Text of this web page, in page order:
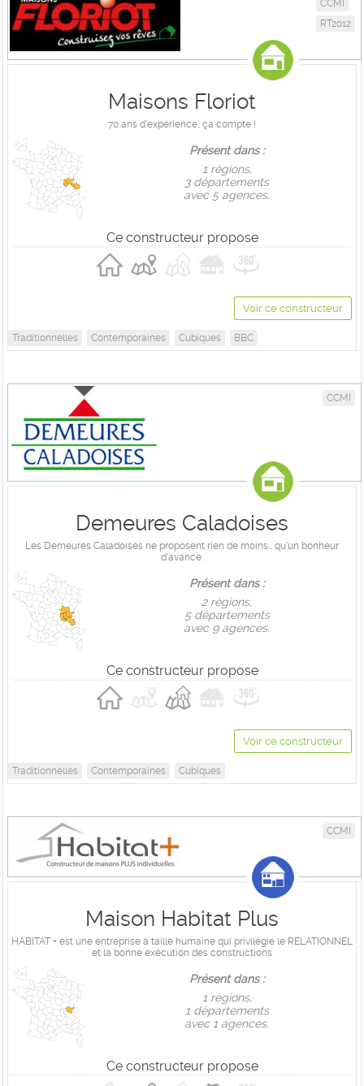
CCMI
RT2012
Maisons Floriot
70 ans d'expérience, ça compte !
Présent dans :
1 règions,
3 départements
avec 5 agences.
Ce constructeur propose
Voir ce constructeur
Traditionnelles Contemporaines Cubiques BBC
CCMI
Demeures Caladoises
Les Demeures Caladoises ne proposent rien de moins… qu'un bonheur
d'avance.
Présent dans :
2 règions,
5 départements
avec 9 agences.
Ce constructeur propose
Voir ce constructeur
Traditionnelles Contemporaines Cubiques
CCMI
Maison Habitat Plus
HABITAT + est une entreprise à taille humaine qui privilégie le RELATIONNEL
et la bonne exécution des constructions
Présent dans :
1 règions,
1 départements
avec 1 agences.
Ce constructeur propose